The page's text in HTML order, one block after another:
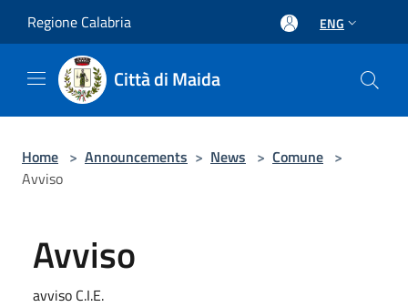
Regione Calabria ENG
Città di Maida
Home > Announcements > News > Comune >
Avviso
Avviso
avviso C.I.E.